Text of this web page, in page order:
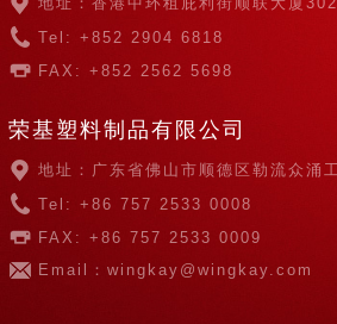
Tel: +852 2904 6818
FAX: +852 2562 5698
荣基塑料制品有限公司
地址：广东省佛山市顺德区勒流众涌
Tel: +86 757 2533 0008
FAX: +86 757 2533 0009
Email：wingkay@wingkay.com